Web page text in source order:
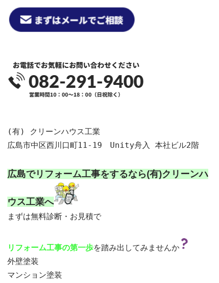
(有) クリーンハウス工業
広島市中区西川口町11-19　Unity舟入 本社ビル2階
広島でリフォーム工事をするなら(有)クリーンハ
ウス工業へ
まずは無料診断・お見積で
リフォーム工事の第一歩を踏み出してみませんか
外壁塗装
マンション塗装